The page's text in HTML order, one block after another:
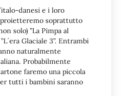
danesi e i loro
soprattutto
solo) ”La Pimpa al
Glaciale 3”. Entrambi
naturalmente
Probabilmente
faremo una piccola
tutti i bambini saranno